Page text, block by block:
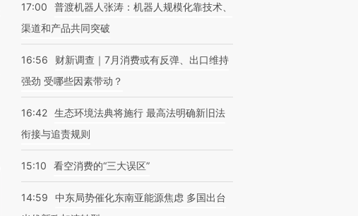
17:00
普渡机器人张涛：机器人规模化靠技术、
渠道和产品共同突破
16:56
财新调查｜7月消费或有反弹、出口维持
强劲 受哪些因素带动？
16:42 生态环境法典将施行 最高法明确新旧法
衔接与追责规则
15:10 看空消费的“三大误区”
14:59
中东局势催化东南亚能源焦虑 多国出台